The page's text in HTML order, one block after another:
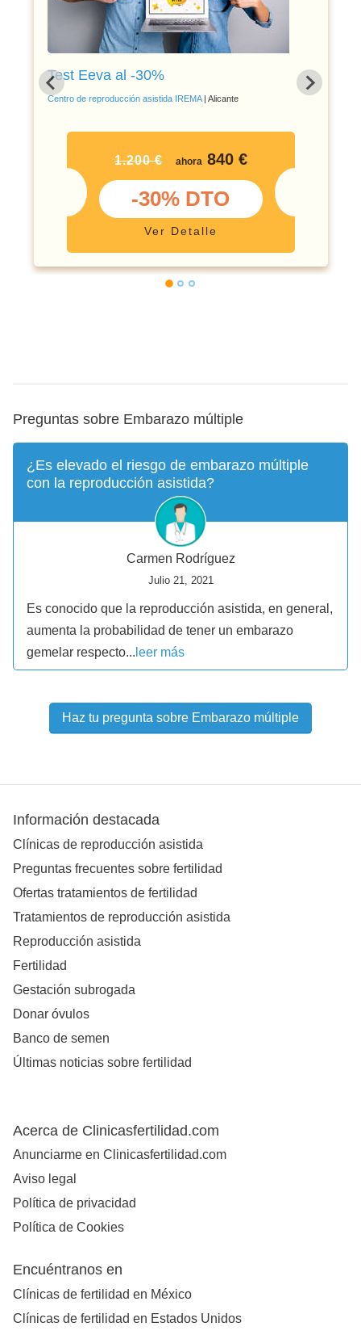
Test Eeva al -30%
Centro de reproducción asistida IREMA| Alicante
1.200 € ahora 840 €
-30% DTO
Ver Detalle
Preguntas sobre Embarazo múltiple
¿Es elevado el riesgo de embarazo múltiple
con la reproducción asistida?
Carmen Rodríguez
Julio 21, 2021
Es conocido que la reproducción asistida, en general,
aumenta la probabilidad de tener un embarazo
gemelar respecto... leer más
Haz tu pregunta sobre Embarazo múltiple
Información destacada
Clínicas de reproducción asistida
Preguntas frecuentes sobre fertilidad
Ofertas tratamientos de fertilidad
Tratamientos de reproducción asistida
Reproducción asistida
Fertilidad
Gestación subrogada
Donar óvulos
Banco de semen
Últimas noticias sobre fertilidad
Acerca de Clinicasfertilidad.com
Anunciarme en Clinicasfertilidad.com
Aviso legal
Política de privacidad
Política de Cookies
Encuéntranos en
Clínicas de fertilidad en México
Clínicas de fertilidad en Estados Unidos